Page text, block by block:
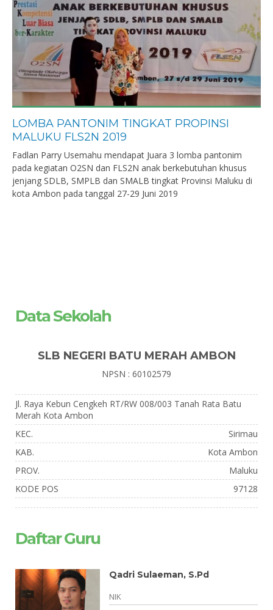
LOMBA PANTONIM TINGKAT PROPINSI
MALUKU FLS2N 2019
Fadlan Parry Usemahu mendapat Juara 3 lomba pantonim
pada kegiatan O2SN dan FLS2N anak berkebutuhan khusus
jenjang SDLB, SMPLB dan SMALB tingkat Provinsi Maluku di
kota Ambon pada tanggal 27-29 Juni 2019
Data Sekolah
SLB NEGERI BATU MERAH AMBON
NPSN : 60102579
Jl. Raya Kebun Cengkeh RT/RW 008/003 Tanah Rata Batu
Merah Kota Ambon
KEC.
Sirimau
KAB.
Kota Ambon
PROV.
Maluku
KODE POS
97128
Daftar Guru
Qadri Sulaeman, S.Pd
NIK